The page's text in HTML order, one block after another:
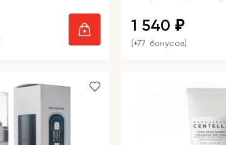
1 540 ₽
(+77 бонусов)